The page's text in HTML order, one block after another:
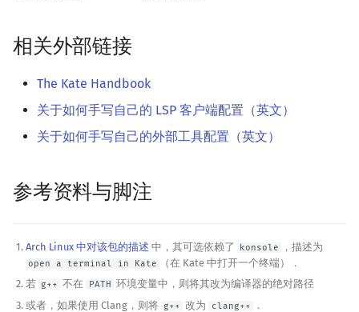
相关外部链接
The Kate Handbook
关于如何手写自己的 LSP 客户端配置（英文）
关于如何手写自己的外部工具配置（英文）
参考资料与脚注
Arch Linux 中对该包的描述 中，其可选依赖了 konsole ，描述为
open a terminal in Kate
（在 Kate 中打开一个终端）．
若 g++ 不在 PATH
环境变量中，则将其改为编译器的绝对路径
或者，如果使用 Clang，则将 g++ 改为 clang++ ．